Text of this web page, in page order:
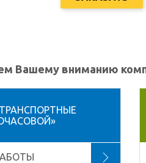
Вашему вниманию